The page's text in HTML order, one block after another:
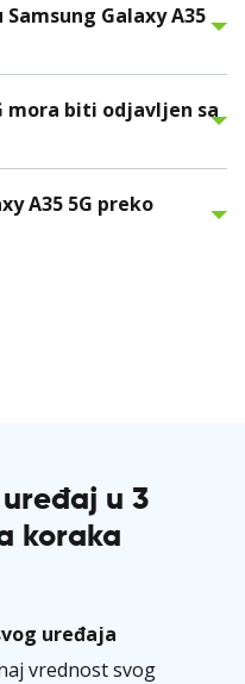
Galaxy A35
mora biti odjavljen sa
A35 5G preko
u 3
koraka
uređaja
vrednost svog